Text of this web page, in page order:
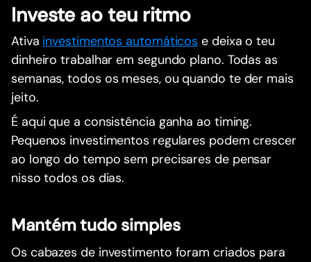
Investe ao teu ritmo
Ativa investimentos automáticos e deixa o teu
dinheiro trabalhar em segundo plano. Todas as
semanas, todos os meses, ou quando te der mais
jeito.
É aqui que a consistência ganha ao timing.
Pequenos investimentos regulares podem crescer
ao longo do tempo sem precisares de pensar
nisso todos os dias.
Mantém tudo simples
Os cabazes de investimento foram criados para